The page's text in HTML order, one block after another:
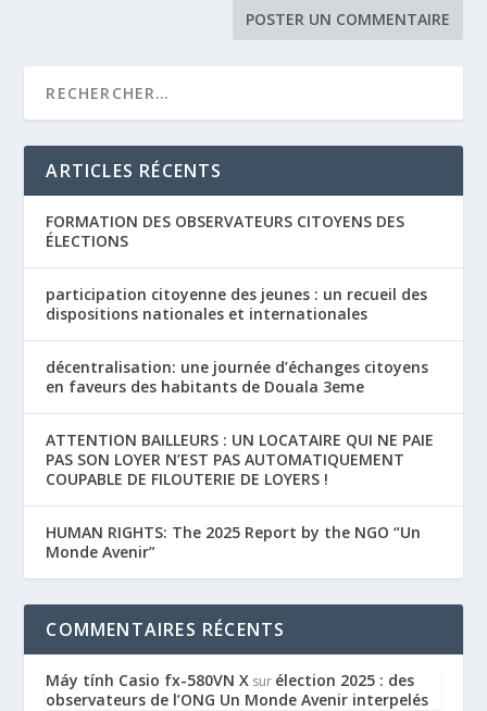
ARTICLES RÉCENTS
FORMATION DES OBSERVATEURS CITOYENS DES
ÉLECTIONS
participation citoyenne des jeunes : un recueil des
dispositions nationales et internationales
décentralisation: une journée d’échanges citoyens
en faveurs des habitants de Douala 3eme
ATTENTION BAILLEURS : UN LOCATAIRE QUI NE PAIE
PAS SON LOYER N’EST PAS AUTOMATIQUEMENT
COUPABLE DE FILOUTERIE DE LOYERS !
HUMAN RIGHTS: The 2025 Report by the NGO “Un
Monde Avenir”
COMMENTAIRES RÉCENTS
Máy tính Casio fx-580VN X sur élection 2025 : des
observateurs de l’ONG Un Monde Avenir interpelés